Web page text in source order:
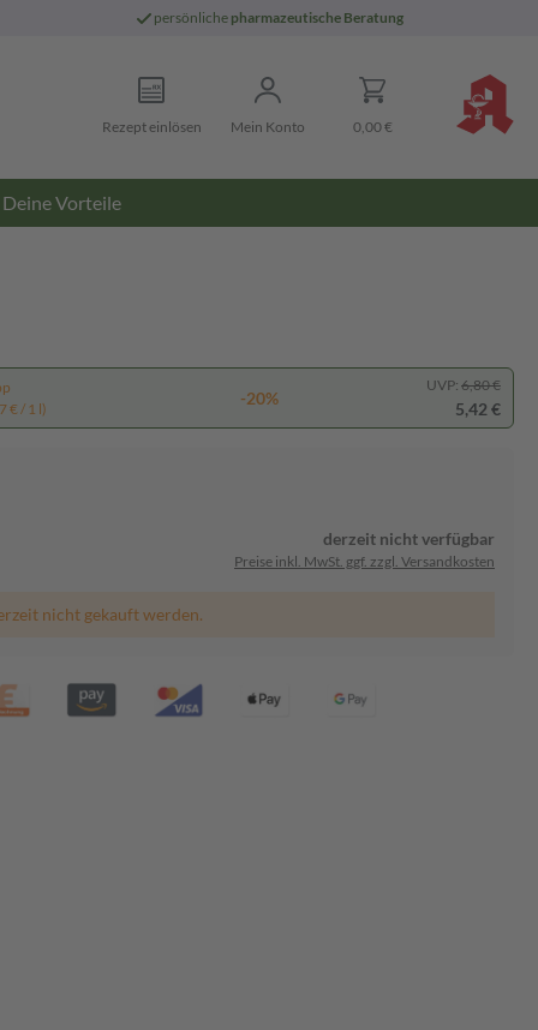
persönliche pharmazeutische Beratung
Rezept einlösen Mein Konto 0,00 €
Deine Vorteile
€ / 1 l)
-20%
UVP: 6,80 €
5,42 €
derzeit nicht verfügbar
Preise inkl. MwSt. ggf. zzgl. Versandkosten
nicht gekauft werden.